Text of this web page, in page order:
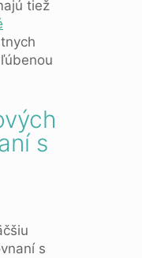
tiež
s
s